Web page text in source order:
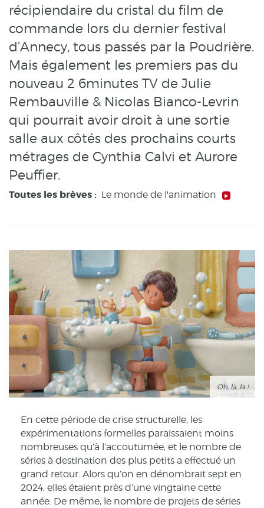
récipiendaire du cristal du film de
commande lors du dernier festival
d’Annecy, tous passés par la Poudrière.
Mais également les premiers pas du
nouveau 2 6minutes TV de Julie
Rembauville & Nicolas Bianco-Levrin
qui pourrait avoir droit à une sortie
salle aux côtés des prochains courts
métrages de Cynthia Calvi et Aurore
Peuffier.
Toutes les brèves : Le monde de l'animation
Oh, la, la !
En cette période de crise structurelle, les
expérimentations formelles paraissaient moins
nombreuses qu’à l’accoutumée, et le nombre de
séries à destination des plus petits a effectué un
grand retour. Alors qu’on en dénombrait sept en
2024, elles étaient près d’une vingtaine cette
année. De même, le nombre de projets de séries